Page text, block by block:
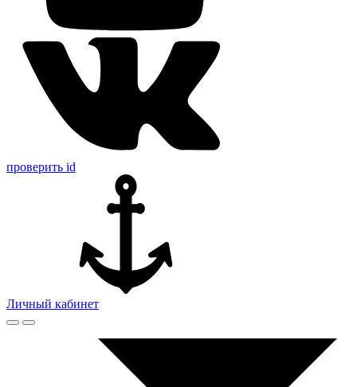
проверить id
Личный кабинет